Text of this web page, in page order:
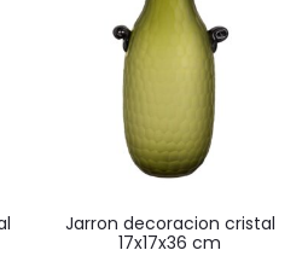
jarron decoracion cristal
17x17x36 cm